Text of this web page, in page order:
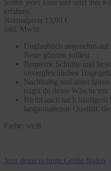
Seiten jeder Frau und setzt ihre
erfahren
Normalpreis 13,99 €
inkl. MwSt
Unglaublich angenehm
Beste gönnen solltest
Bequeme Schnitte und
unvergleichliches
Nachhaltig und unter
trägst du deine Wäsche mit
Bleibt auch nach
langanhaltende Qualität,
Farbe: weiß
Jetzt deine richtige Größe finden